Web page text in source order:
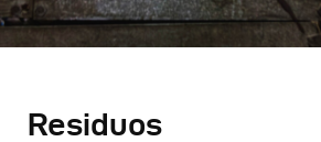
Residuos